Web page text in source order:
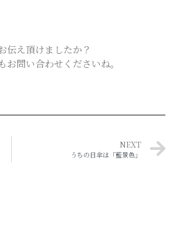
伝え頂けましたか？
問い合わせくださいね。
NEXT
うちの日傘は「藍景色」